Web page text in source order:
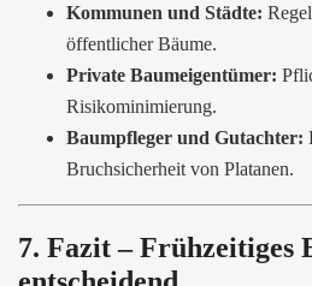
Kommunen und Städte:
öffentlicher Bäume.
Private Baumeigentümer:
Risikominimierung.
Baumpfleger und Gutachter:
Bruchsicherheit von Platanen.
7. Fazit – Frühzeitiges